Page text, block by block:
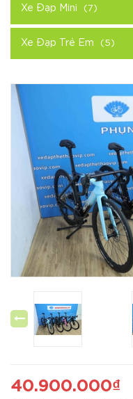
Xe Đạp Mini (7)
Xe Đạp Trẻ Em (5)
40.900.000₫